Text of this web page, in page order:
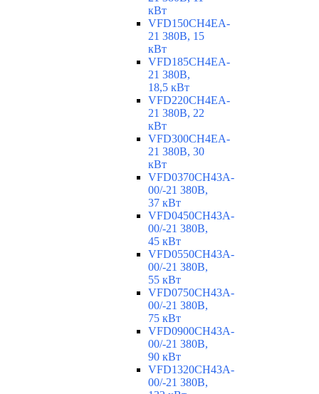
кВт
VFD150CH4EA-
21 380В, 15
кВт
VFD185CH4EA-
21 380В,
18,5 кВт
VFD220CH4EA-
21 380В, 22
кВт
VFD300CH4EA-
21 380В, 30
кВт
VFD0370CH43A-
00/-21 380В,
37 кВт
VFD0450CH43A-
00/-21 380В,
45 кВт
VFD0550CH43A-
00/-21 380В,
55 кВт
VFD0750CH43A-
00/-21 380В,
75 кВт
VFD0900CH43A-
00/-21 380В,
90 кВт
VFD1320CH43A-
00/-21 380В,